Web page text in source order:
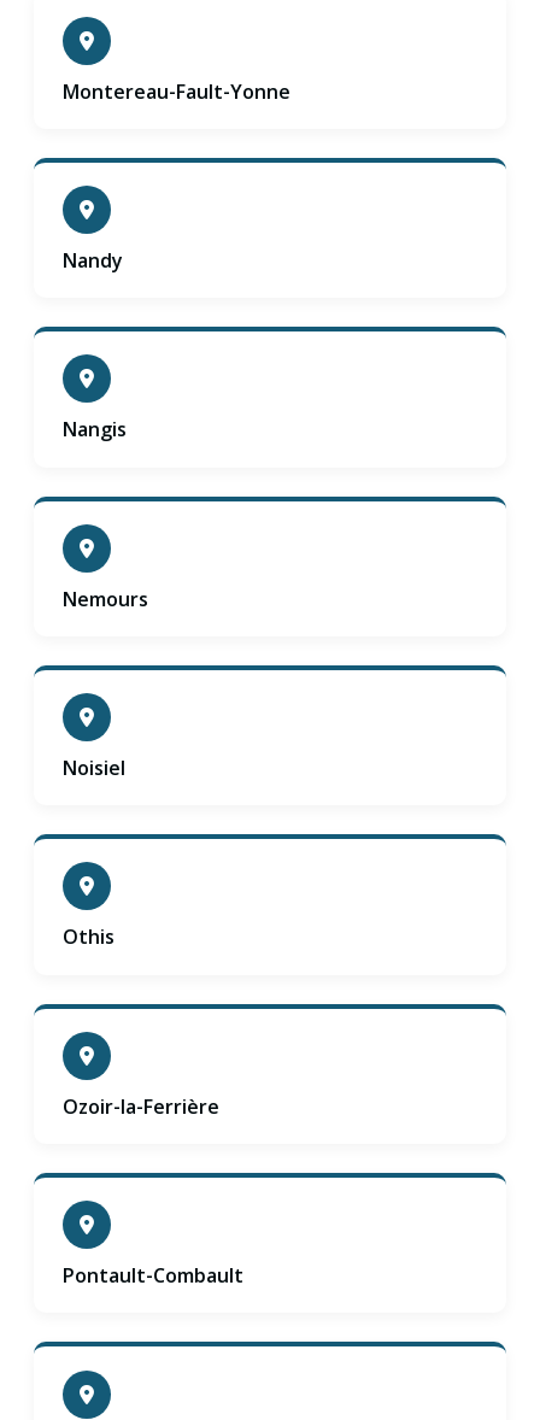
Montereau-Fault-Yonne
Nandy
Nangis
Nemours
Noisiel
Othis
Ozoir-la-Ferrière
Pontault-Combault